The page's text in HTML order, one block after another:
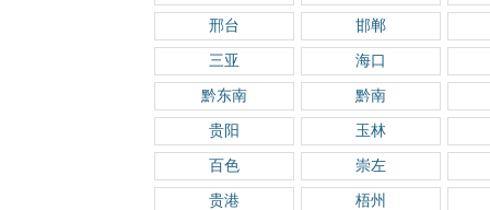
邢台 邯郸
三亚 海口
黔东南 黔南
贵阳 玉林
百色 崇左
贵港 梧州